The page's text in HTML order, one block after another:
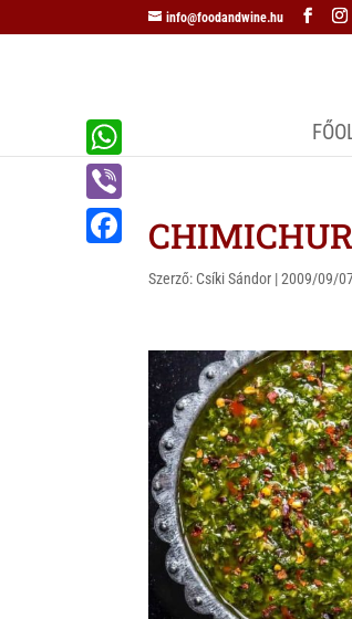
info@foodandwine.hu
Szerző: Csíki Sándor |2009/09/
W
h
a
V